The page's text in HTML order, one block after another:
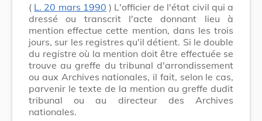
( L. 20 mars 1990 ) L'officier de l'état civil qui a
dressé ou transcrit l'acte donnant lieu à
mention effectue cette mention, dans les trois
jours, sur les registres qu'il détient. Si le double
du registre où la mention doit être effectuée se
trouve au greffe du tribunal d'arrondissement
ou aux Archives nationales, il fait, selon le cas,
parvenir le texte de la mention au greffe dudit
tribunal ou au directeur des Archives
nationales.